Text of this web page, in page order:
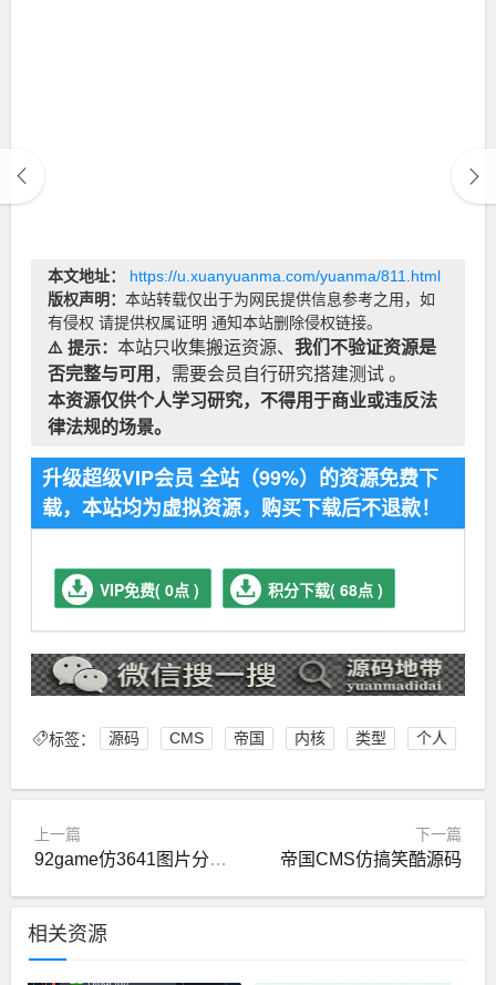
本文地址：
https://u.xuanyuanma.com/yuanma/811.html
版权声明： 本站转载仅出于为网民提供信息参考之用，如
有侵权 请提供权属证明 通知本站删除侵权链接。
⚠️ 提示： 本站只收集搬运资源、 我们不验证资源是
否完整与可用 ，需要会员自行研究搭建测试 。
本资源仅供个人学习研究，不得用于商业或违反法
律法规的场景。
升级超级VIP会员 全站（99%）的资源免费下
载，本站均为虚拟资源，购买下载后不退款！
VIP免费( 0点 ) 积分下载( 68点 )
标签： 源码 CMS 帝国 内核 类型 个人
上一篇
92game仿3641图片分享网源码
下一篇
帝国CMS仿搞笑酷源码
相关资源